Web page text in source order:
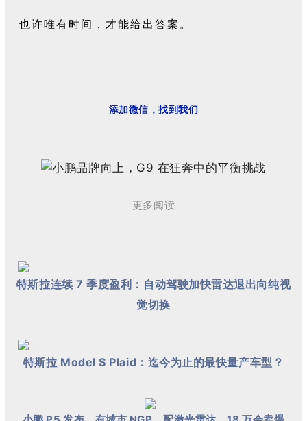
也许唯有时间，才能给出答案。
添加微信，找到我们
更多阅读
特斯拉连续 7 季度盈利：自动驾驶加快雷达退出向纯视
觉切换
特斯拉 Model S Plaid：迄今为止的最快量产车型？